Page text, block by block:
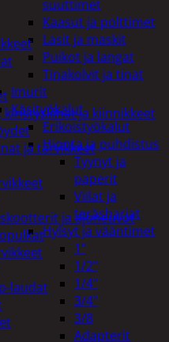
suuttimet
Kaasut ja polttimet
Lasit ja maskit
Puikot ja langat
Tinakolvit ja tinat
Imurit
Käsityökalut
Erikoistyökalut
Hionta ja puhdistus
Tyynyt ja
paperit
Viilat ja
teräsharjat
Hylsyt ja vääntimet
1"
1/2"
1/4"
3/4"
3/8
Adapterit
kiristysliinat ja kiinnikkeet
ja tarvikkeet
ja ajoneuvot
laudat